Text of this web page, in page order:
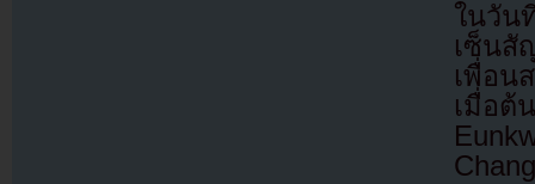
ในวัน
เซ็นสั
เพื่อน
เมื่อ